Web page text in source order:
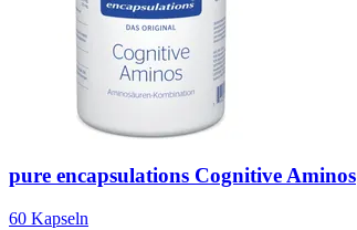
pure encapsulations Cognitive Aminos
60 Kapseln